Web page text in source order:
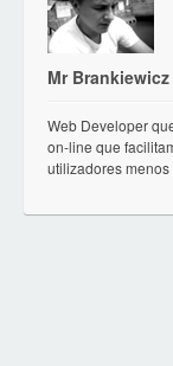
Mr Brankiewicz
Web Developer
on-line que
utilizadores